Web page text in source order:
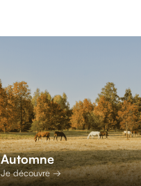
Automne
Je découvre →